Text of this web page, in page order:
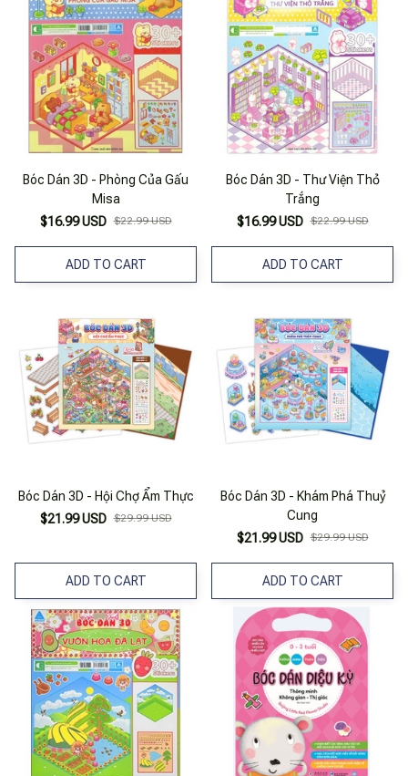
Bóc Dán 3D - Phòng Của Gấu
Misa
$16.99 USD $22.99 USD
ADD TO CART
Bóc Dán 3D - Thư Viện Thỏ
Trắng
$16.99 USD $22.99 USD
ADD TO CART
Bóc Dán 3D - Hội Chợ Ẩm Thực
$21.99 USD $29.99 USD
ADD TO CART
Bóc Dán 3D - Khám Phá Thuỷ
Cung
$21.99 USD $29.99 USD
ADD TO CART